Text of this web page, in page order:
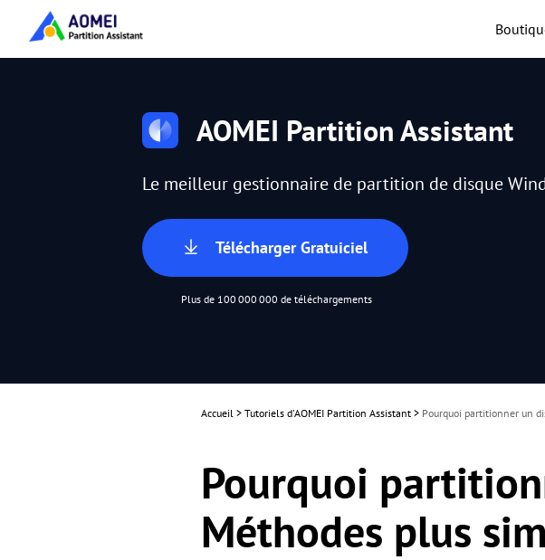
AOMEI Partition Assistant
Le meilleur gestionnaire de partition de disque
Télécharger Gratuiciel
Plus de 100 000 000 de téléchargements
Accueil > Tutoriels d'AOMEI Partition Assistant > Pourquoi partitionner un
Pourquoi
Méthodes plus